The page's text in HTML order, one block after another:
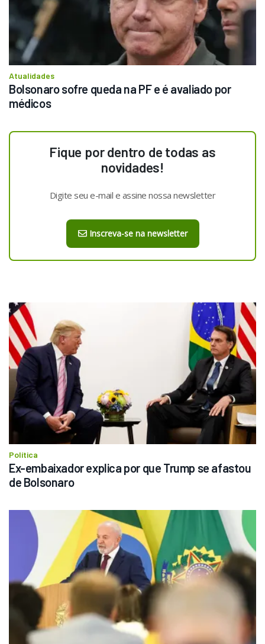
Atualidades
Bolsonaro sofre queda na PF e é avaliado por
médicos
Fique por dentro de todas as
novidades!
Digite seu e-mail e assine nossa newsletter
Inscreva-se na newsletter
Política
Ex-embaixador explica por que Trump se afastou
de Bolsonaro